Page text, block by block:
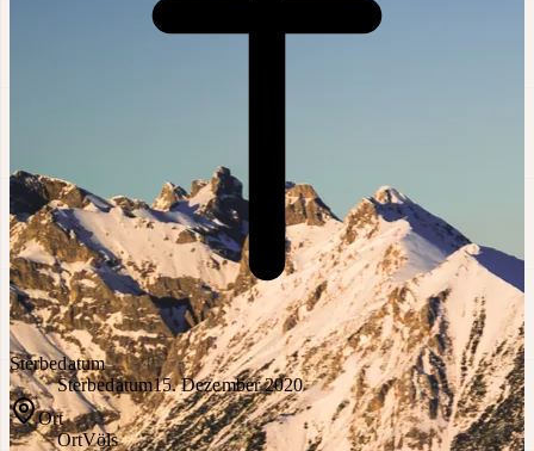
Sterbedatum
Sterbedatum15. Dezember 2020
Ort
OrtVöls